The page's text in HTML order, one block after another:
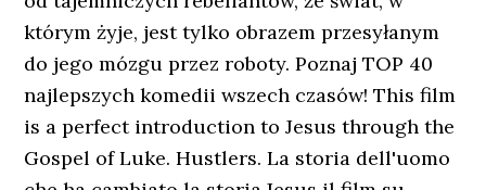
którym żyje, jest tylko obrazem przesyłanym
do jego mózgu przez roboty. Poznaj TOP 40
najlepszych komedii wszech czasów! This film
is a perfect introduction to Jesus through the
Gospel of Luke. Hustlers. La storia dell'uomo